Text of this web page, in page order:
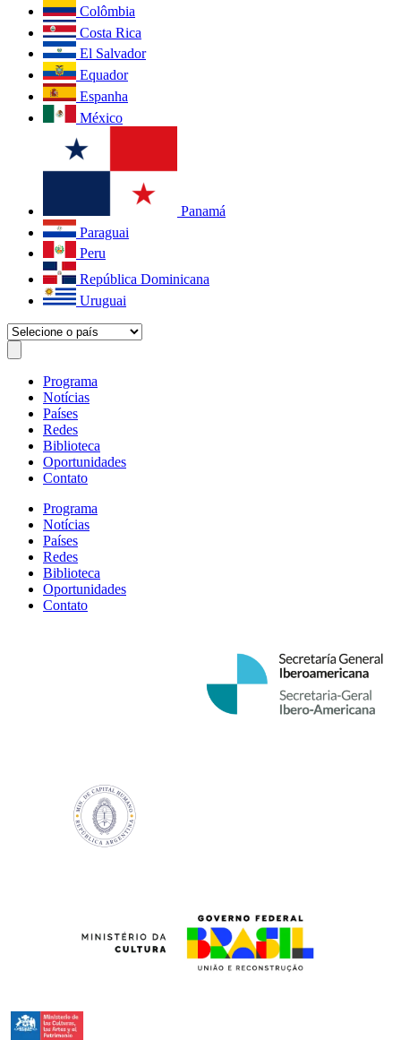
Colômbia
Costa Rica
El Salvador
Equador
Espanha
México
Panamá
Paraguai
Peru
República Dominicana
Uruguai
Programa
Notícias
Países
Redes
Biblioteca
Oportunidades
Contato
Programa
Notícias
Países
Redes
Biblioteca
Oportunidades
Contato